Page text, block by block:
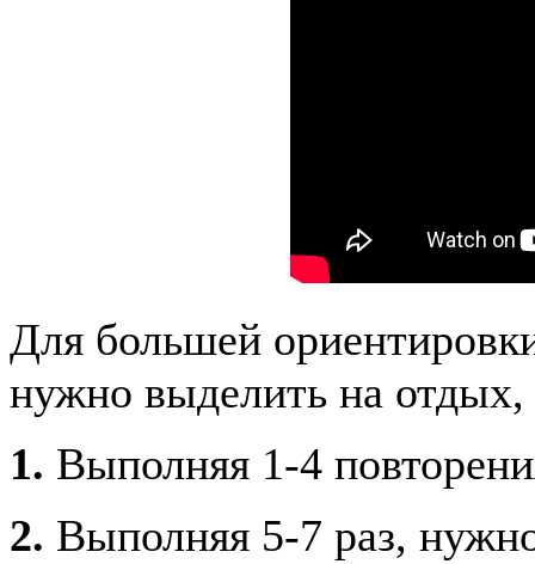
Для большей
нужно выделить на
1. Выполняя 1-4
2. Выполняя 5-7 раз,